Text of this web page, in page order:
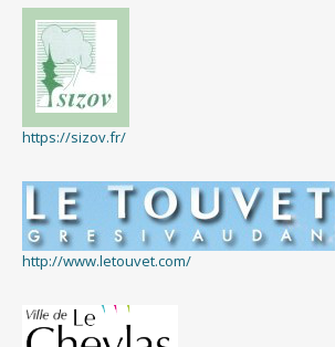
https://sizov.fr/
http://www.letouvet.com/